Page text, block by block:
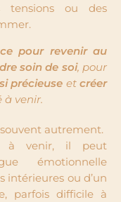
tensions ou des
pour revenir au
soin de soi, pour
précieuse et créer
à venir.
souvent autrement.
à venir, il peut
émotionnelle
intérieures ou d’un
parfois difficile à